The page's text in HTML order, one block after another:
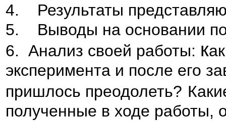
4. Результаты
5. Выводы на основании
6. Анализ своей работы: к
эксперимента и после его
пришлось преодолеть?
полученные в ходе работы,